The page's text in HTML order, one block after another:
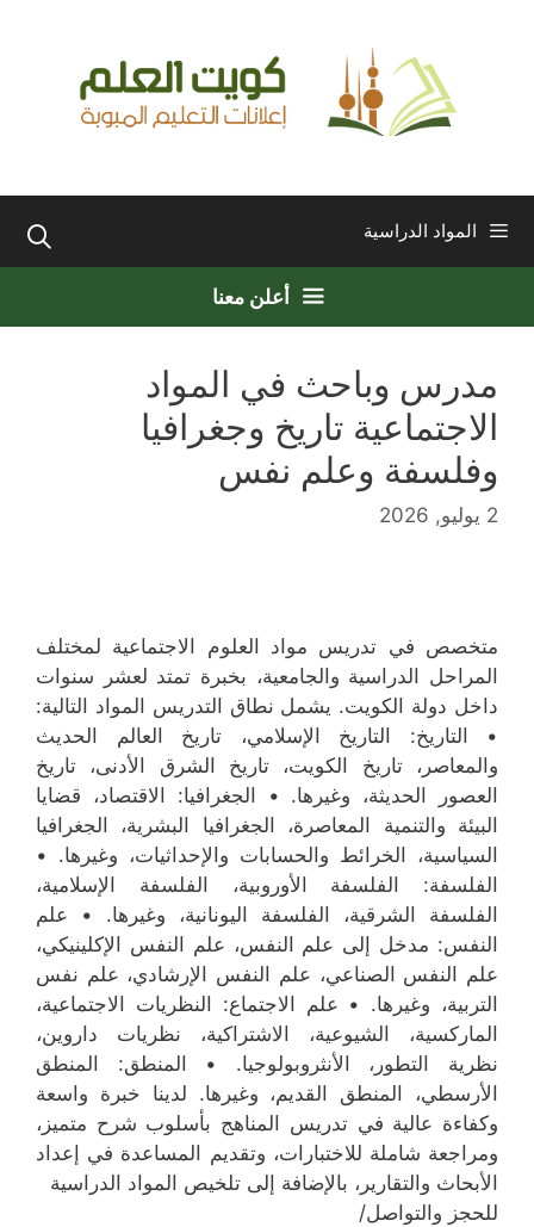
المواد الدراسية
أعلن معنا
مدرس وباحث في المواد
الاجتماعية تاريخ وجغرافيا
وفلسفة وعلم نفس
2 يوليو, 2026
متخصص في تدريس مواد العلوم الاجتماعية لمختلف
المراحل الدراسية والجامعية، بخبرة تمتد لعشر سنوات
داخل دولة الكويت. يشمل نطاق التدريس المواد التالية:
• التاريخ: التاريخ الإسلامي، تاريخ العالم الحديث
والمعاصر، تاريخ الكويت، تاريخ الشرق الأدنى، تاريخ
العصور الحديثة، وغيرها. • الجغرافيا: الاقتصاد، قضايا
البيئة والتنمية المعاصرة، الجغرافيا البشرية، الجغرافيا
السياسية، الخرائط والحسابات والإحداثيات، وغيرها. •
الفلسفة: الفلسفة الأوروبية، الفلسفة الإسلامية،
الفلسفة الشرقية، الفلسفة اليونانية، وغيرها. • علم
النفس: مدخل إلى علم النفس، علم النفس الإكلينيكي،
علم النفس الصناعي، علم النفس الإرشادي، علم نفس
التربية، وغيرها. • علم الاجتماع: النظريات الاجتماعية،
الماركسية، الشيوعية، الاشتراكية، نظريات داروين،
نظرية التطور، الأنثروبولوجيا. • المنطق: المنطق
الأرسطي، المنطق القديم، وغيرها. لدينا خبرة واسعة
وكفاءة عالية في تدريس المناهج بأسلوب شرح متميز،
ومراجعة شاملة للاختبارات، وتقديم المساعدة في إعداد
الأبحاث والتقارير، بالإضافة إلى تلخيص المواد الدراسية
للحجز والتواصل/